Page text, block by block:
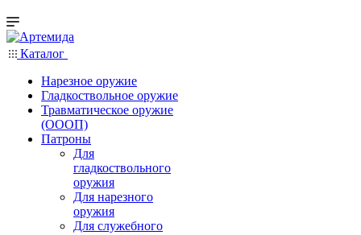
Каталог
Нарезное оружие
Гладкоствольное оружие
Травматическое оружие
(ОООП)
Патроны
Для
гладкоствольного
оружия
Для нарезного
оружия
Для служебного